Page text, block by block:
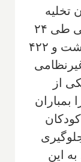
تخلیه
شمال غزه با بمباران و حمله زمینی طی ۲۴
ساعت گذشته، ۸۱ فلسطینی را کشت و ۴۲۲
در یکی از
بمباران
این